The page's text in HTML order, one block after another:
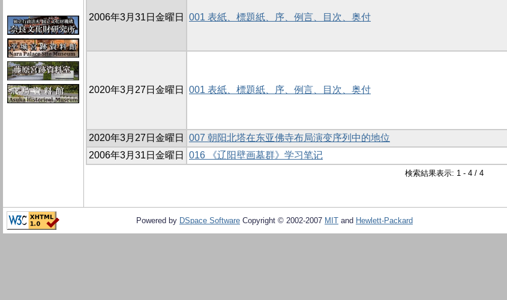
2006年3月31日金曜日 001 表紙、標題紙、序、例言、目次、奥付
2020年3月27日金曜日 001 表紙、標題紙、序、例言、目次、奥付
2020年3月27日金曜日
007 朝阳北塔在东亚佛寺布局演变序列中的地位
2006年3月31日金曜日
016 《辽阳壁画墓群》学习笔记
検索結果表示: 1 - 4 / 4
Powered by DSpace Software Copyright © 2002-2007 MIT and Hewlett-Packard